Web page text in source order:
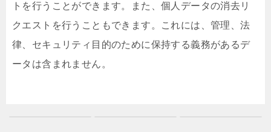
トを行うことができます。また、個人データの消去リ
クエストを行うこともできます。これには、管理、法
律、セキュリティ目的のために保持する義務があるデ
ータは含まれません。